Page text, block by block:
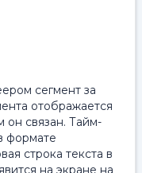
сегмент за
отображается
он связан. Тайм-
формате
строка текста в
на экране на